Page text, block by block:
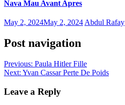
Nava Mau Avant Apres
May 2, 2024May 2, 2024 Abdul Rafay
Post navigation
Previous: Paula Hitler Fille
Next: Yvan Cassar Perte De Poids
Leave a Reply